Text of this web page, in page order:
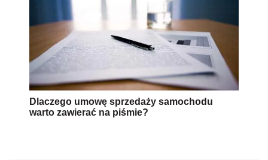
Dlaczego umowę sprzedaży samochodu
warto zawierać na piśmie?